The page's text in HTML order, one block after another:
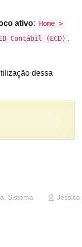
ativo:
Home >
Contábil (ECD) .
dessa
Sistema
Jéssica